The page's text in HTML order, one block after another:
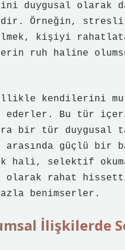
duygusal olarak
Örneğin, stresli
kişiyi
ruh haline
kendilerini
Bu tür
bir tür duygusal
güçlü bir
selektif
rahat
benimserler.
İlişkilerde